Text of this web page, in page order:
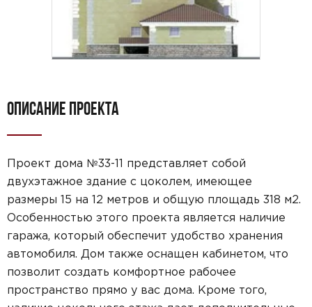
ОПИСАНИЕ ПРОЕКТА
Проект дома №33-11 представляет собой
двухэтажное здание с цоколем, имеющее
размеры 15 на 12 метров и общую площадь 318 м2.
Особенностью этого проекта является наличие
гаража, который обеспечит удобство хранения
автомобиля. Дом также оснащен кабинетом, что
позволит создать комфортное рабочее
пространство прямо у вас дома. Кроме того,